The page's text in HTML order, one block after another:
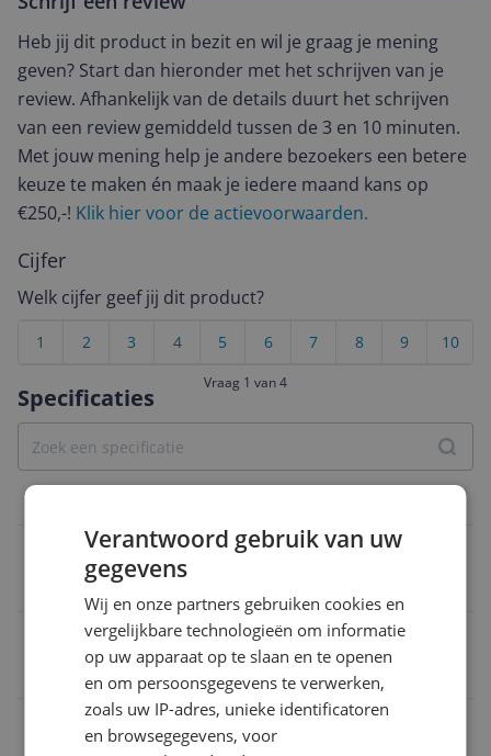
Specificaties
Bereidingen
Koud melkschuim
Materiaal
Kunststof
Heb jij dit product in bezit en wil je graag je mening
geven? Start dan hieronder met het schrijven van je
review. Afhankelijk van de details duurt het schrijven
van een review gemiddeld tussen de 3 en 10 minuten.
Met jouw mening help je andere bezoekers een betere
keuze te maken én maak je iedere maand kans op
€250,-! Klik hier voor de actievoorwaarden.
Cijfer
Welk cijfer geef jij dit product?
10
9
8
7
6
5
4
3
2
1
Vraag 1 van 4
Verantwoord gebruik van uw
gegevens
Wij en onze partners gebruiken cookies en
vergelijkbare technologieën om informatie
op uw apparaat op te slaan en te openen
en om persoonsgegevens te verwerken,
zoals uw IP-adres, unieke identificatoren
en browsegegevens, voor